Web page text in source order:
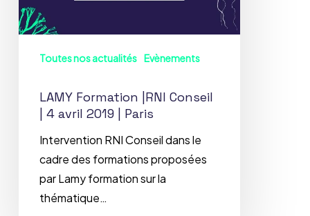
avril
2019
ParisToutes nos actualités Evènements
LAMY Formation |RNI Conseil
| 4 avril 2019 | Paris
Intervention RNI Conseil dans le
cadre des formations proposées
par Lamy formation sur la
thématique…